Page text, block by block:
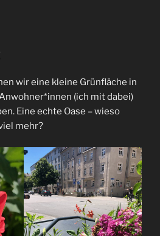
wir eine kleine Grünfläche in
(ich mit dabei)
Eine echte Oase – wieso
mehr?